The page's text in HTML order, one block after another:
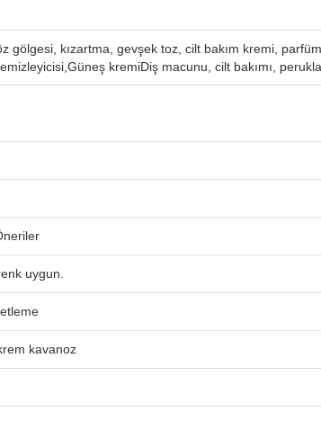
gölgesi, kızartma, gevşek toz, cilt bakım kremi,
kremiDiş macunu, cilt bakımı,
uygun.
kavanoz